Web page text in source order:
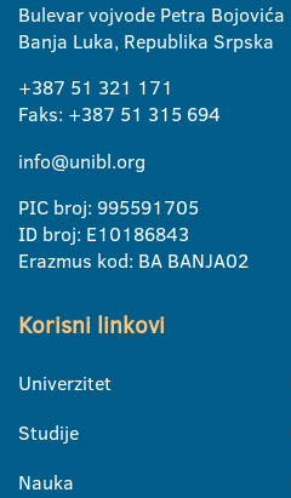
Bulevar vojvode Petra Bojovića
Banja Luka, Republika Srpska
+387 51 321 171
Faks: +387 51 315 694
info@unibl.org
PIC broj: 995591705
ID broj: E10186843
Erazmus kod: BA BANJA02
Korisni linkovi
Univerzitet
Studije
Nauka